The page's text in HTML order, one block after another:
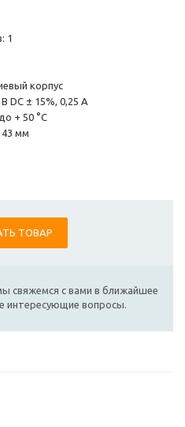
1
корпус
DC ± 15%, 0,25 А
+ 50 °С
43 мм
ТОВАР
свяжемся с вами в ближайшее
интересующие вопросы.